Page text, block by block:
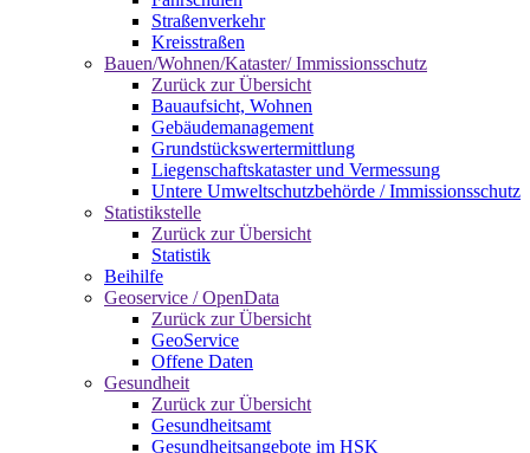
Straßenverkehr
Kreisstraßen
Bauen/Wohnen/Kataster/ Immissionsschutz
Zurück zur Übersicht
Bauaufsicht, Wohnen
Gebäudemanagement
Grundstückswertermittlung
Liegenschaftskataster und Vermessung
Untere Umweltschutzbehörde / Immissionsschutz
Statistikstelle
Zurück zur Übersicht
Statistik
Beihilfe
Geoservice / OpenData
Zurück zur Übersicht
GeoService
Offene Daten
Gesundheit
Zurück zur Übersicht
Gesundheitsamt
Gesundheitsangebote im HSK